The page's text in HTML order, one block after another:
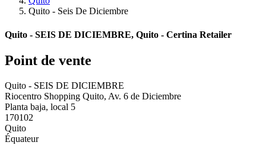
Quito - Seis De Diciembre
Quito - SEIS DE DICIEMBRE, Quito - Certina Retailer
Point de vente
Quito - SEIS DE DICIEMBRE
Riocentro Shopping Quito, Av. 6 de Diciembre
Planta baja, local 5
170102
Quito
Équateur